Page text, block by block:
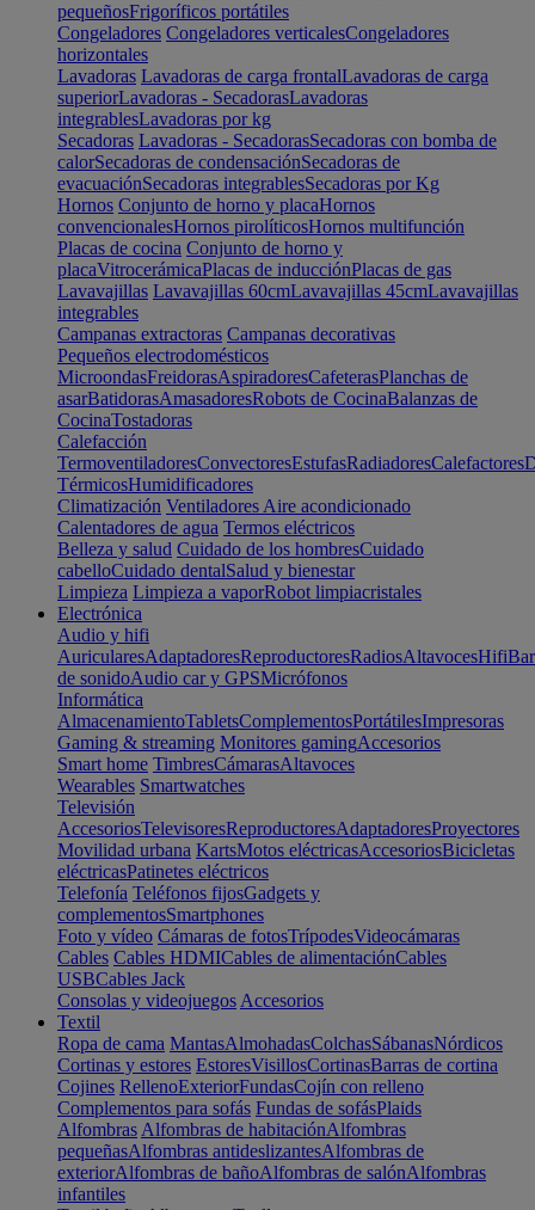
pequeñosFrigoríficos portátiles
Congeladores Congeladores verticalesCongeladores
horizontales
Lavadoras Lavadoras de carga frontalLavadoras de carga
superiorLavadoras - SecadorasLavadoras
integrablesLavadoras por kg
Secadoras Lavadoras - SecadorasSecadoras con bomba de
calorSecadoras de condensaciónSecadoras de
evacuaciónSecadoras integrablesSecadoras por Kg
Hornos Conjunto de horno y placaHornos
convencionalesHornos pirolíticosHornos multifunción
Placas de cocina Conjunto de horno y
placaVitrocerámicaPlacas de inducciónPlacas de gas
Lavavajillas Lavavajillas 60cmLavavajillas 45cmLavavajillas
integrables
Campanas extractoras Campanas decorativas
Pequeños electrodomésticos
MicroondasFreidorasAspiradoresCafeterasPlanchas de
asarBatidorasAmasadoresRobots de CocinaBalanzas de
CocinaTostadoras
Calefacción
TermoventiladoresConvectoresEstufasRadiadoresCalefactores
TérmicosHumidificadores
Climatización Ventiladores Aire acondicionado
Calentadores de agua Termos eléctricos
Belleza y salud Cuidado de los hombresCuidado
cabelloCuidado dentalSalud y bienestar
Limpieza Limpieza a vaporRobot limpiacristales
Electrónica
Audio y hifi
AuricularesAdaptadoresReproductoresRadiosAltavocesHifi
de sonidoAudio car y GPSMicrófonos
Informática
AlmacenamientoTabletsComplementosPortátilesImpresoras
Gaming & streaming Monitores gamingAccesorios
Smart home TimbresCámarasAltavoces
Wearables Smartwatches
Televisión
AccesoriosTelevisoresReproductoresAdaptadoresProyectores
Movilidad urbana KartsMotos eléctricasAccesoriosBicicletas
eléctricasPatinetes eléctricos
Telefonía Teléfonos fijosGadgets y
complementosSmartphones
Foto y vídeo Cámaras de fotosTrípodesVideocámaras
Cables Cables HDMICables de alimentaciónCables
USBCables Jack
Consolas y videojuegos Accesorios
Textil
Ropa de cama MantasAlmohadasColchasSábanasNórdicos
Cortinas y estores EstoresVisillosCortinasBarras de cortina
Cojines RellenoExteriorFundasCojín con relleno
Complementos para sofás Fundas de sofásPlaids
Alfombras Alfombras de habitaciónAlfombras
pequeñasAlfombras antideslizantesAlfombras de
exteriorAlfombras de bañoAlfombras de salónAlfombras
infantiles